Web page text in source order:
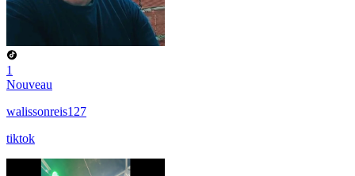
1
Nouveau
walissonreis127
tiktok